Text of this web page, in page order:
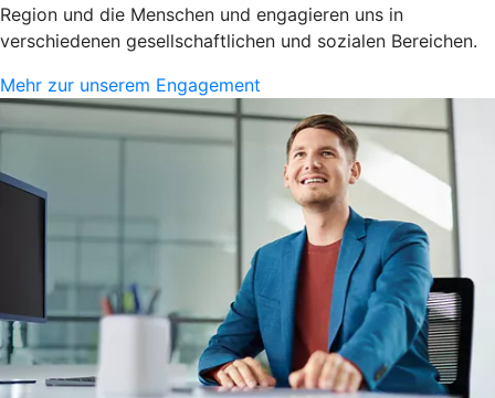
Region und die Menschen und engagieren uns in
verschiedenen gesellschaftlichen und sozialen Bereichen.
Mehr zur unserem Engagement